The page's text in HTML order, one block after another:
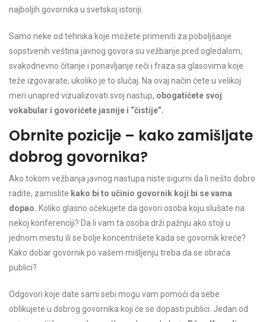
najboljih govornika u svetskoj istoriji.
Samo neke od tehnika koje možete primeniti za poboljšanje
sopstvenih veština javnog govora su vežbanje pred ogledalom,
svakodnevno čitanje i ponavljanje reči i fraza sa glasovima koje
teže izgovarate, ukoliko je to slučaj. Na ovaj način ćete u velikoj
meri unapred vizualizovati svoj nastup, obogatićete svoj
vokabular i govorićete jasnije i “čistije”.
Obrnite pozicije – kako zamišljate
dobrog govornika?
Ako tokom vežbanja javnog nastupa niste sigurni da li nešto dobro
radite, zamislite kako bi to učinio govornik koji bi se vama
dopao. Koliko glasno očekujete da govori osoba koju slušate na
nekoj konferenciji? Da li vam ta osoba drži pažnju ako stoji u
jednom mestu ili se bolje koncentrišete kada se govornik kreće?
Kako dobar govornik po vašem mišljenju treba da se obraća
publici?
Odgovori koje date sami sebi mogu vam pomoći da sebe
oblikujete u dobrog govornika koji će se dopasti publici. Jedan od